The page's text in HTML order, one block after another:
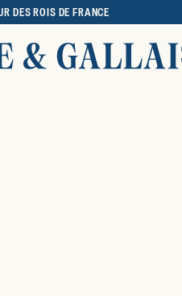
DES ROIS DE FRANCE